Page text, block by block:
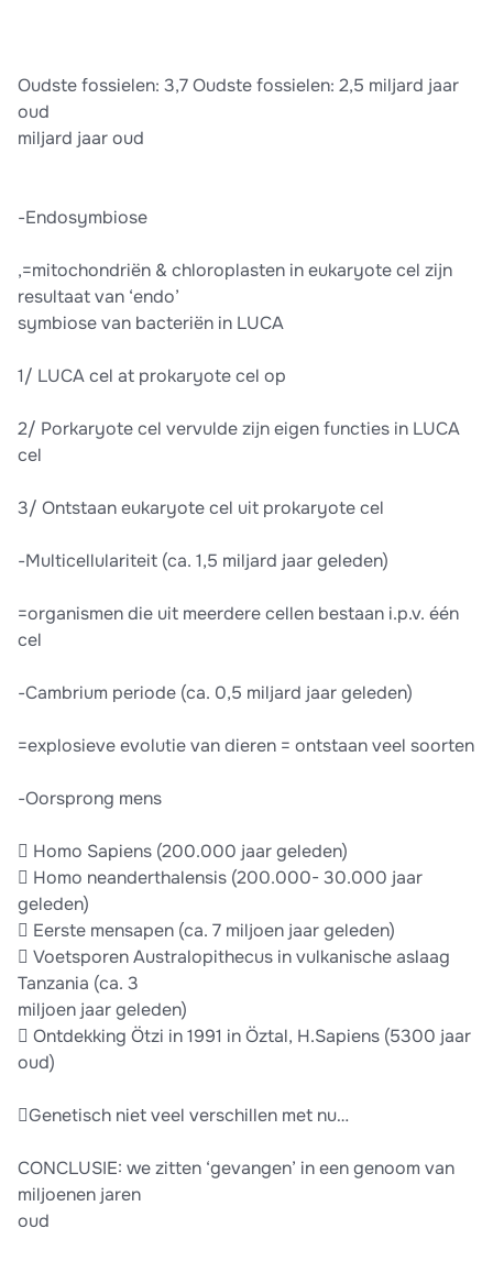
Oudste fossielen: 3,7 Oudste fossielen: 2,5 miljard jaar
oud
miljard jaar oud
-Endosymbiose
,=mitochondriën & chloroplasten in eukaryote cel zijn
resultaat van ‘endo’
symbiose van bacteriën in LUCA
1/ LUCA cel at prokaryote cel op
2/ Porkaryote cel vervulde zijn eigen functies in LUCA
cel
3/ Ontstaan eukaryote cel uit prokaryote cel
-Multicellulariteit (ca. 1,5 miljard jaar geleden)
=organismen die uit meerdere cellen bestaan i.p.v. één
cel
-Cambrium periode (ca. 0,5 miljard jaar geleden)
=explosieve evolutie van dieren = ontstaan veel soorten
-Oorsprong mens
 Homo Sapiens (200.000 jaar geleden)
 Homo neanderthalensis (200.000- 30.000 jaar
geleden)
 Eerste mensapen (ca. 7 miljoen jaar geleden)
 Voetsporen Australopithecus in vulkanische aslaag
Tanzania (ca. 3
miljoen jaar geleden)
 Ontdekking Ötzi in 1991 in Öztal, H.Sapiens (5300 jaar
oud)
Genetisch niet veel verschillen met nu…
CONCLUSIE: we zitten ‘gevangen’ in een genoom van
miljoenen jaren
oud